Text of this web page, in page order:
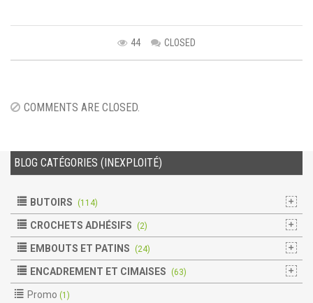
44 CLOSED
COMMENTS ARE CLOSED.
BLOG CATÉGORIES (INEXPLOITÉ)
BUTOIRS (114)
CROCHETS ADHÉSIFS (2)
EMBOUTS ET PATINS (24)
ENCADREMENT ET CIMAISES (63)
Promo (1)